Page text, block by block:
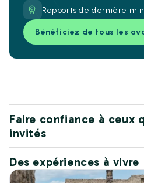
Rapports de dernière
Bénéficiez de tous les
Faire confiance à ceux
invités
Des expériences à vivre